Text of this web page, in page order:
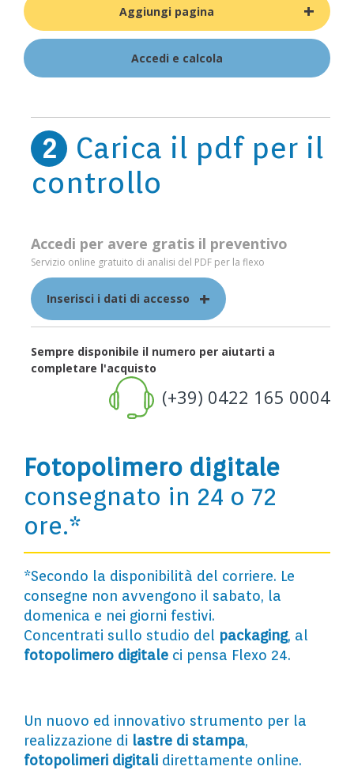
Aggiungi pagina +
Accedi e calcola
2
Carica il pdf per il
controllo
Accedi per avere gratis il preventivo
Servizio online gratuito di analisi del PDF per la flexo
Inserisci i dati di accesso +
Sempre disponibile il numero per aiutarti a
completare l'acquisto
(+39) 0422 165 0004
Fotopolimero digitale
consegnato in 24 o 72
ore.*
*Secondo la disponibilità del corriere. Le
consegne non avvengono il sabato, la
domenica e nei giorni festivi.
Concentrati sullo studio del packaging, al
fotopolimero digitale ci pensa Flexo 24.
Un nuovo ed innovativo strumento per la
realizzazione di lastre di stampa,
fotopolimeri digitali direttamente online.